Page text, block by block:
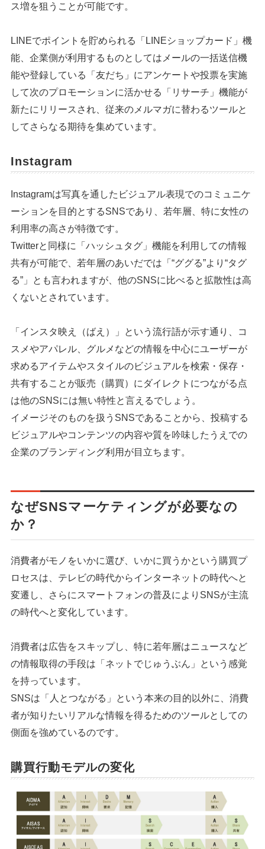
ス増を狙うことが可能です。
LINEでポイントを貯められる「LINEショップカード」機
能、企業側が利用するものとしてはメールの一括送信機
能や登録している「友だち」にアンケートや投票を実施
して次のプロモーションに活かせる「リサーチ」機能が
新たにリリースされ、従来のメルマガに替わるツールと
してさらなる期待を集めています。
Instagram
Instagramは写真を通したビジュアル表現でのコミュニケ
ーションを目的とするSNSであり、若年層、特に女性の
利用率の高さが特徴です。
Twitterと同様に「ハッシュタグ」機能を利用しての情報
共有が可能で、若年層のあいだでは「“ググる”より“タグ
る”」とも言われますが、他のSNSに比べると拡散性は高
くないとされています。
「インスタ映え（ばえ）」という流行語が示す通り、コ
スメやアパレル、グルメなどの情報を中心にユーザーが
求めるアイテムやスタイルのビジュアルを検索・保存・
共有することが販売（購買）にダイレクトにつながる点
は他のSNSには無い特性と言えるでしょう。
イメージそのものを扱うSNSであることから、投稿する
ビジュアルやコンテンツの内容や質を吟味したうえでの
企業のブランディング利用が目立ちます。
なぜSNSマーケティングが必要なの
か？
消費者がモノをいかに選び、いかに買うかという購買プ
ロセスは、テレビの時代からインターネットの時代へと
変遷し、さらにスマートフォンの普及によりSNSが主流
の時代へと変化しています。
消費者は広告をスキップし、特に若年層はニュースなど
の情報取得の手段は「ネットでじゅうぶん」という感覚
を持っています。
SNSは「人とつながる」という本来の目的以外に、消費
者が知りたいリアルな情報を得るためのツールとしての
側面を強めているのです。
購買行動モデルの変化